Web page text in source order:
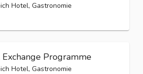
Hotel, Gastronomie
Programme
Hotel, Gastronomie